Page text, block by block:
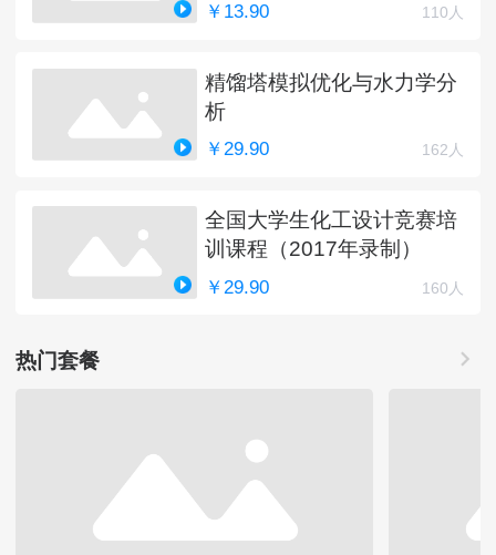
￥13.90 110人
精馏塔模拟优化与水力学分
析
￥29.90 162人
全国大学生化工设计竞赛培
训课程（2017年录制）
￥29.90 160人
热门套餐